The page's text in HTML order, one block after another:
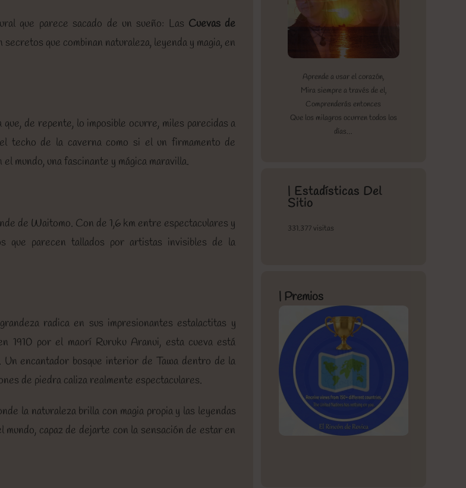
que parece sacado de un sueño: Las Cuevas de
que combinan naturaleza, leyenda y magia, en
de repente, lo imposible ocurre, miles parecidas a
techo de la caverna como si el un firmamento de
mundo, una fascinante y mágica maravilla.
de Waitomo. Con de 1,6 km entre espectaculares y
que parecen tallados por artistas invisibles de la
radica en sus impresionantes estalactitas y
1910 por el maorí Ruruku Aranui, esta cueva está
encantador bosque interior de Tawa dentro de la
de piedra caliza realmente espectaculares.
la naturaleza brilla con magia propia y las leyendas
capaz de dejarte con la sensación de estar en
Aprende a usar el corazón,
Mira siempre a través de el,
Comprenderás entonces
Que los milagros ocurren todos los
días…
| Estadísticas Del
Sitio
331.377 visitas
| Premios